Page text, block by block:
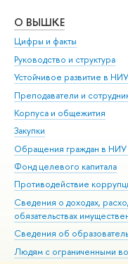
О ВЫШКЕ
Цифры и факты
Руководство и структура
Устойчивое развитие в
Преподаватели и
Корпуса и общежития
Закупки
Обращения граждан в
Фонд целевого капитала
Противодействие
Сведения о доходах,
обязательствах
Сведения об
Людям с ограниченными